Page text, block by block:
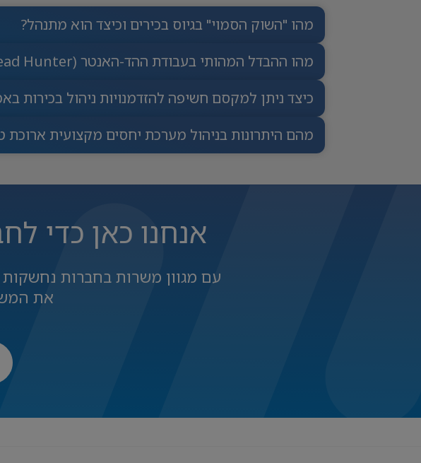
מהו "השוק הסמוי" בגיוס בכירים וכיצד הוא מתנהל?
מהו ההבדל המהותי בעבודת ההד-האנטר (Head Hunter) לעומת גיוס סטנדרטי?
כיצד ניתן למקסם חשיפה להזדמנויות ניהול בכירות
מהם היתרונות בניהול מערכת יחסים מקצועית
אנחנו כאן כדי
עם מגוון משרות בחברות נחשקות
את